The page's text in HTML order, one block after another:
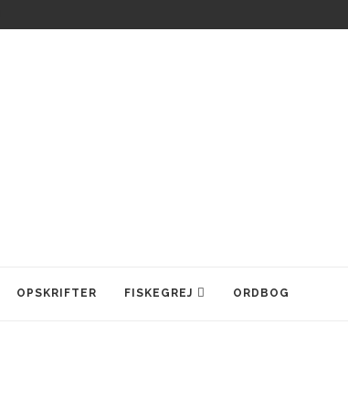
OPSKRIFTER FISKEGREJ ORDBOG